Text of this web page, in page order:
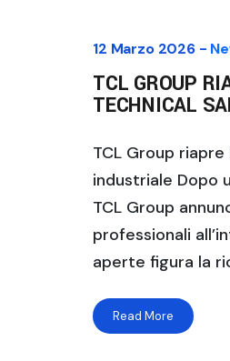
12 Marzo 2026 -
TCL GROUP
TECHNICAL
TCL Group
industriale Dopo
TCL Group
professionali
aperte figura la
Read More